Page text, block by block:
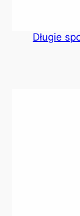
Długie